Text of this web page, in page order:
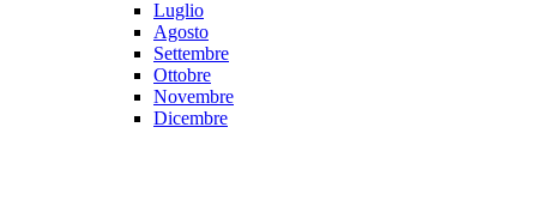
Luglio
Agosto
Settembre
Ottobre
Novembre
Dicembre